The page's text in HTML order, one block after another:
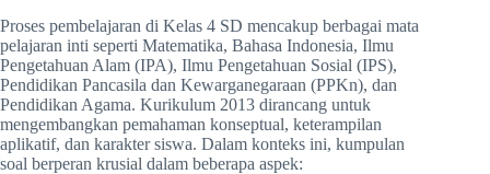
Proses pembelajaran di Kelas 4 SD mencakup berbagai mata
pelajaran inti seperti Matematika, Bahasa Indonesia, Ilmu
Pengetahuan Alam (IPA), Ilmu Pengetahuan Sosial (IPS),
Pendidikan Pancasila dan Kewarganegaraan (PPKn), dan
Pendidikan Agama. Kurikulum 2013 dirancang untuk
mengembangkan pemahaman konseptual, keterampilan
aplikatif, dan karakter siswa. Dalam konteks ini, kumpulan
soal berperan krusial dalam beberapa aspek: